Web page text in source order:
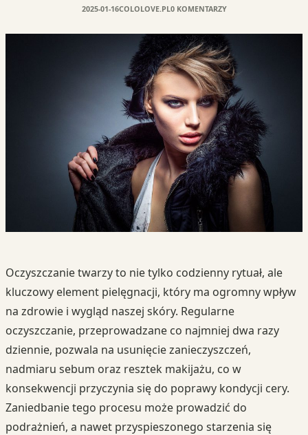
2025-01-16COLOLOVE.PL0 KOMENTARZY
Oczyszczanie twarzy to nie tylko codzienny rytuał, ale
kluczowy element pielęgnacji, który ma ogromny wpływ
na zdrowie i wygląd naszej skóry. Regularne
oczyszczanie, przeprowadzane co najmniej dwa razy
dziennie, pozwala na usunięcie zanieczyszczeń,
nadmiaru sebum oraz resztek makijażu, co w
konsekwencji przyczynia się do poprawy kondycji cery.
Zaniedbanie tego procesu może prowadzić do
podrażnień, a nawet przyspieszonego starzenia się